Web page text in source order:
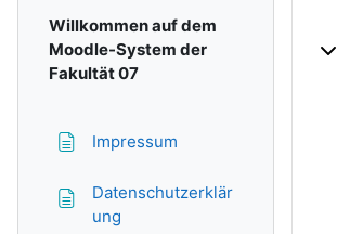
Willkommen auf dem
Moodle-System der
Fakultät 07
Impressum
Datenschutzerklär
ung